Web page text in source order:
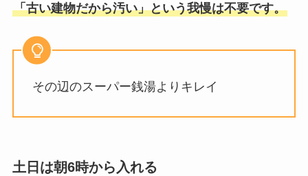
「古い建物だから汚い」という我慢は不要です。
その辺のスーパー銭湯よりキレイ
土日は朝6時から入れる